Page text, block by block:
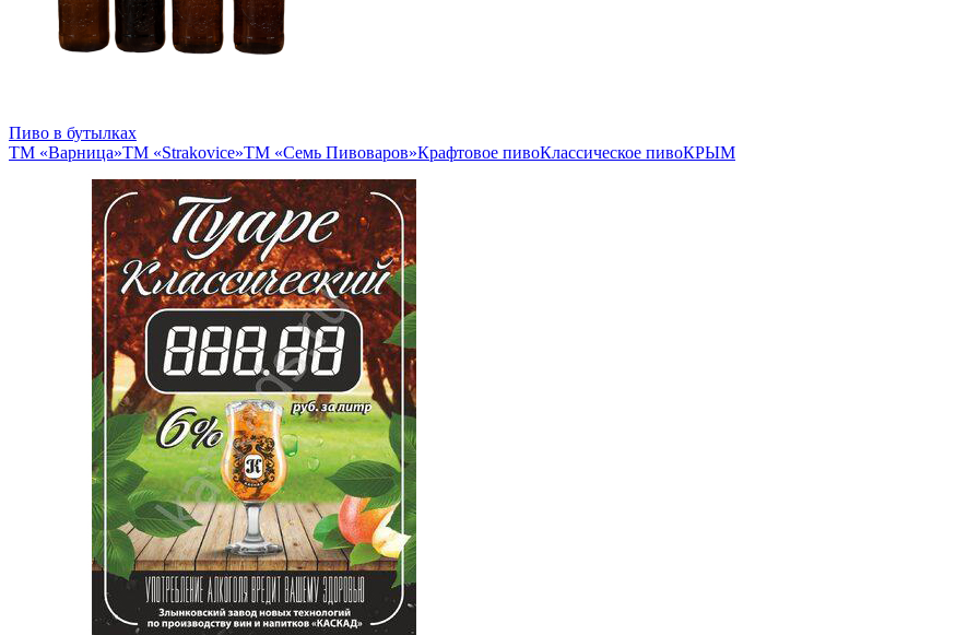
Пиво в бутылках
ТМ «Варница»ТМ «Strakovice»ТМ «Семь Пивоваров»Крафтовое пивоКлассическое пивоКРЫМ